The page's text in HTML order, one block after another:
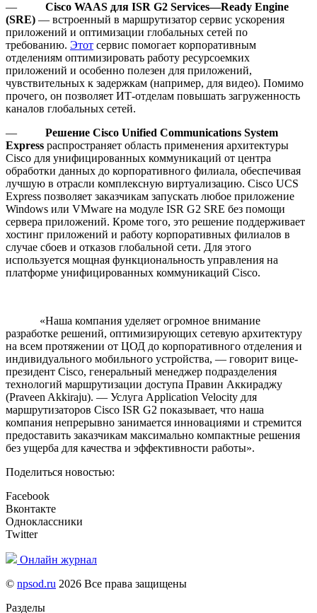
— Cisco WAAS для ISR G2 Services—Ready Engine
(SRE) — встроенный в маршрутизатор сервис ускорения
приложений и оптимизации глобальных сетей по
требованию. Этот сервис помогает корпоративным
отделениям оптимизировать работу ресурсоемких
приложений и особенно полезен для приложений,
чувствительных к задержкам (например, для видео). Помимо
прочего, он позволяет ИТ-отделам повышать загруженность
каналов глобальных сетей.
— Решение Cisco Unified Communications System
Express распространяет область применения архитектуры
Cisco для унифицированных коммуникаций от центра
обработки данных до корпоративного филиала, обеспечивая
лучшую в отрасли комплексную виртуализацию. Cisco UCS
Express позволяет заказчикам запускать любое приложение
Windows или VMware на модуле ISR G2 SRE без помощи
сервера приложений. Кроме того, это решение поддерживает
хостинг приложений и работу корпоративных филиалов в
случае сбоев и отказов глобальной сети. Для этого
используется мощная функциональность управления на
платформе унифицированных коммуникаций Cisco.
«Наша компания уделяет огромное внимание
разработке решений, оптимизирующих сетевую архитектуру
на всем протяжении от ЦОД до корпоративного отделения и
индивидуального мобильного устройства, — говорит вице-
президент Cisco, генеральный менеджер подразделения
технологий маршрутизации доступа Правин Аккираджу
(Praveen Akkiraju). — Услуга Application Velocity для
маршрутизаторов Cisco ISR G2 показывает, что наша
компания непрерывно занимается инновациями и стремится
предоставить заказчикам максимально компактные решения
без ущерба для качества и эффективности работы».
Поделиться новостью:
Facebook
Вконтакте
Одноклассники
Twitter
Онлайн журнал
© npsod.ru 2026 Все права защищены
Разделы